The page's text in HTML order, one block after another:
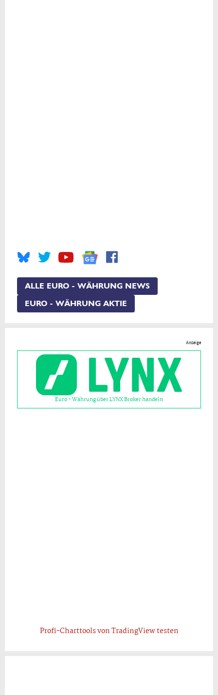
ALLE EURO - WÄHRUNG NEWS
EURO - WÄHRUNG AKTIE
Anzeige
Euro - Währung über LYNX Broker handeln
Profi-Charttools von TradingView testen